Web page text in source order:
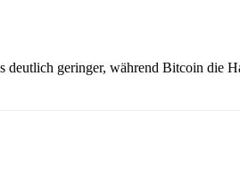
deutlich geringer, während Bitcoin die